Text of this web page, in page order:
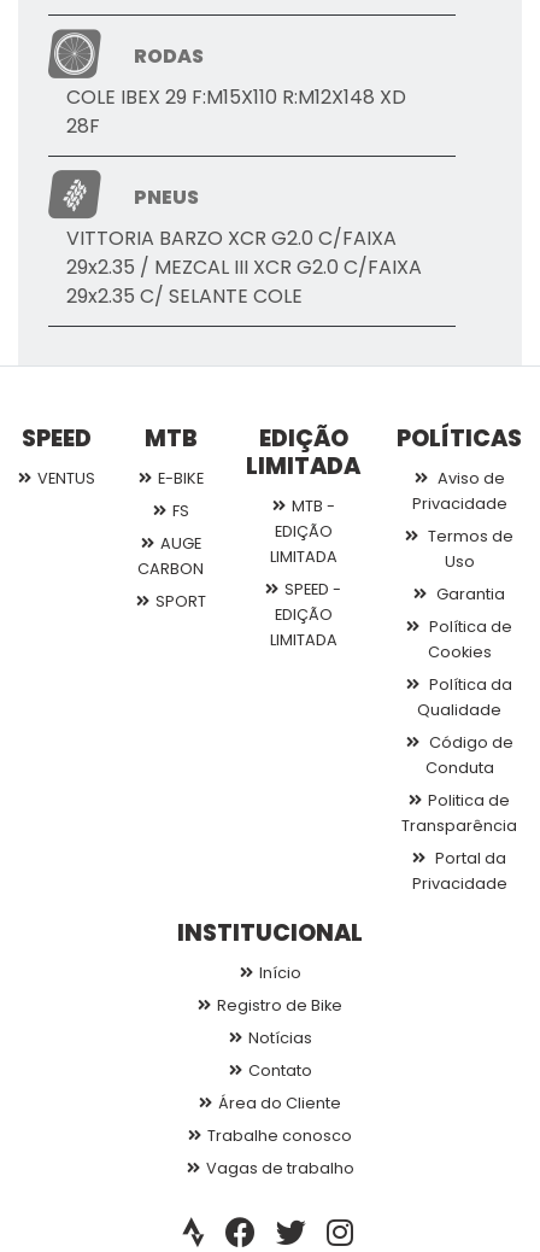
RODAS
COLE IBEX 29 F:M15X110 R:M12X148 XD
28F
PNEUS
VITTORIA BARZO XCR G2.0 C/FAIXA
29x2.35 / MEZCAL III XCR G2.0 C/FAIXA
29x2.35 C/ SELANTE COLE
SPEED
VENTUS
MTB
E-BIKE
FS
AUGE
CARBON
SPORT
EDIÇÃO
LIMITADA
MTB -
EDIÇÃO
LIMITADA
SPEED -
EDIÇÃO
LIMITADA
POLÍTICAS
Aviso de
Privacidade
Termos de
Uso
Garantia
Política de
Cookies
Política da
Qualidade
Código de
Conduta
Politica de
Transparência
Portal da
Privacidade
INSTITUCIONAL
Início
Registro de Bike
Notícias
Contato
Área do Cliente
Trabalhe conosco
Vagas de trabalho